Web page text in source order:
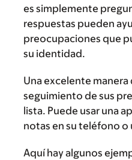
es simplemente
respuestas pueden
preocupaciones que
su identidad.
Una excelente manera
seguimiento de sus
lista. Puede usar una
notas en su teléfono o
Aquí hay algunos